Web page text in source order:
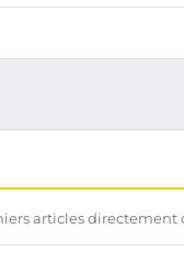
articles